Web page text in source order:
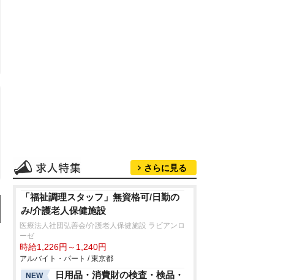
さらに見る
「福祉調理スタッフ」無資格可/日勤の
み/介護老人保健施設
医療法人社団弘善会/介護老人保健施設 ラビアンロ
ーゼ
時給1,226円～1,240円
アルバイト・パート / 東京都
NEW
日用品・消費財の検査・検品・